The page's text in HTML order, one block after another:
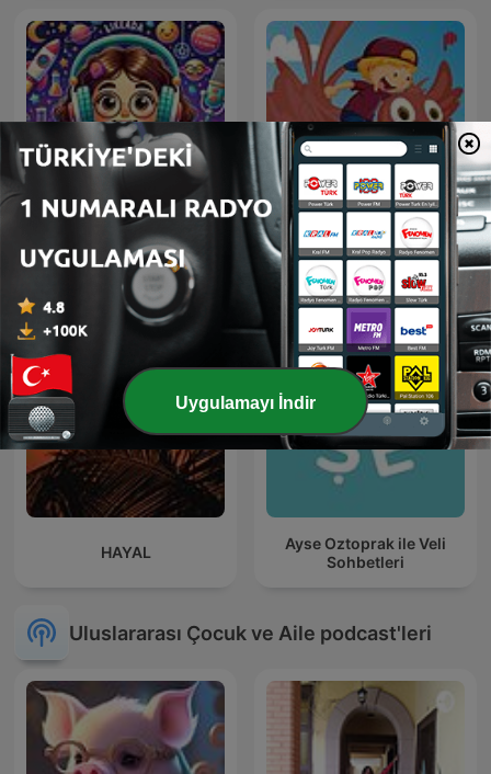
LikeADA Bilim Çocuk قصص الأطفال
HAYAL
Ayse Oztoprak ile Veli
Sohbetleri
Uluslararası Çocuk ve Aile podcast'leri
Uygulamayı İndir